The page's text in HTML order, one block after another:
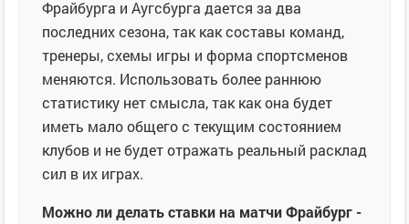
Фрайбурга и Аугсбурга дается за два
последних сезона, так как составы команд,
тренеры, схемы игры и форма спортсменов
меняются. Использовать более раннюю
статистику нет смысла, так как она будет
иметь мало общего с текущим состоянием
клубов и не будет отражать реальный расклад
сил в их играх.
Можно ли делать ставки на матчи Фрайбург -